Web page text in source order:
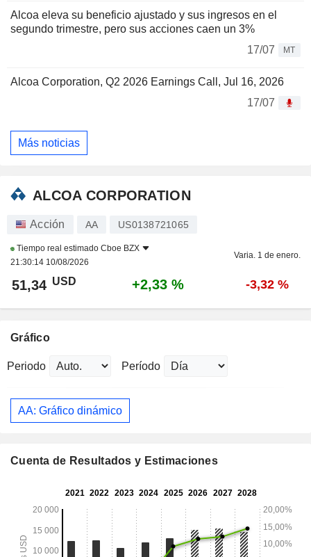
Alcoa eleva su beneficio ajustado y sus ingresos en el
segundo trimestre, pero sus acciones caen un 3%
17/07
MT
Alcoa Corporation, Q2 2026 Earnings Call, Jul 16, 2026
17/07
Más noticias
ALCOA CORPORATION
Acción AA US0138721065
Tiempo real estimado Cboe BZX
21:30:14 10/08/2026
Varia. 1 de enero.
51,34 USD +2,33 % -3,32 %
Gráfico
Periodo Período
AA: Gráfico dinámico
Cuenta de Resultados y Estimaciones